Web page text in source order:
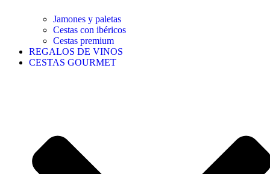
Jamones y paletas
Cestas con ibéricos
Cestas premium
REGALOS DE VINOS
CESTAS GOURMET